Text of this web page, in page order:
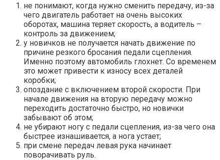
не понимают, когда нужно сменить передачу, из-за
чего двигатель работает на очень высоких
оборотах, машина теряет скорость, а водитель –
контроль за движением;
у новичков не получается начать движение по
причине резкого бросания педали сцепления.
Именно поэтому автомобиль глохнет. Со временем
это может привести к износу всех деталей
коробки;
опоздание с включением второй скорости. При
начале движения на вторую передачу можно
переходить достаточно быстро, но новички
забывают об этом;
не убирают ногу с педали сцепления, из-за чего она
быстрее изнашивается, а нога устает;
при смене передач левая рука начинает
поворачивать руль.